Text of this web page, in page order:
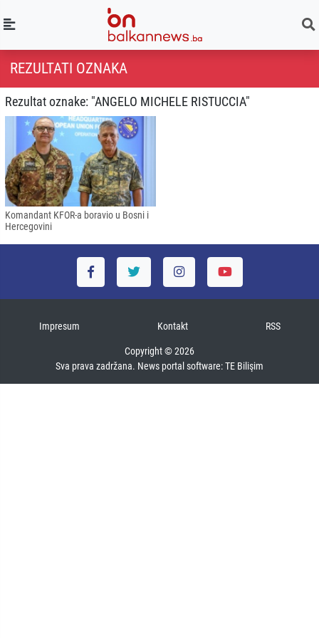
REZULTATI OZNAKA
Rezultat oznake: "ANGELO MICHELE RISTUCCIA"
Komandant KFOR-a boravio u Bosni i
Hercegovini
Impresum Kontakt RSS
Copyright © 2026
Sva prava zadržana. News portal software:TE Bilişim